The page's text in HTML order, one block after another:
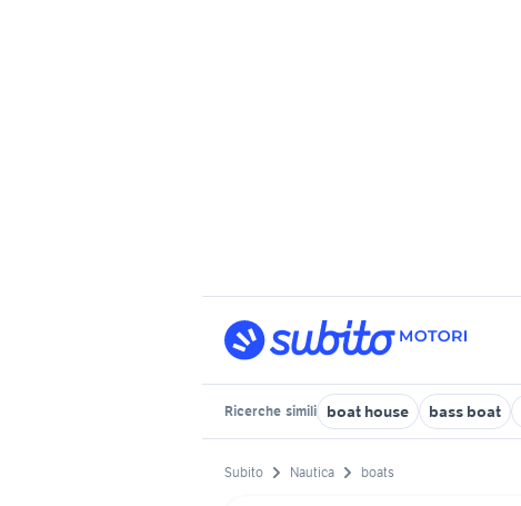
Ricerche simili boat house bass boat
Subito Nautica boats